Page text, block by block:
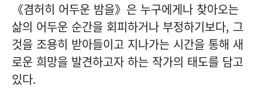
《겸허히 어두운 밤을》은 누구에게나 찾아오는
삶의 어두운 순간을 회피하거나 부정하기보다, 그
것을 조용히 받아들이고 지나가는 시간을 통해 새
로운 희망을 발견하고자 하는 작가의 태도를 담고
있다.